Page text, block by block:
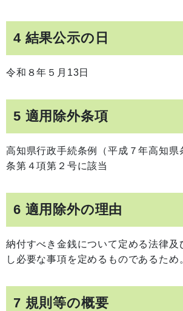
4 結果公示の日
令和８年５月13日
5 適用除外条項
高知県行政手続条例（平成７年高知
条第４項第２号に該当
6 適用除外の理由
納付すべき金銭について定める法律及
し必要な事項を定めるものであるため
7 規則等の概要